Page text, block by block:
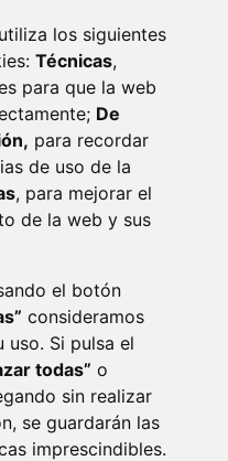
los siguientes
Técnicas,
para que la web
De
para recordar
de uso de la
, para mejorar el
de la web y sus
el botón
consideramos
uso. Si pulsa el
todas” o
sin realizar
se guardarán las
imprescindibles.
- ARAGÓN (ESPAÑA)
700 ·
DATOS
ENLACE EXTERNO AL